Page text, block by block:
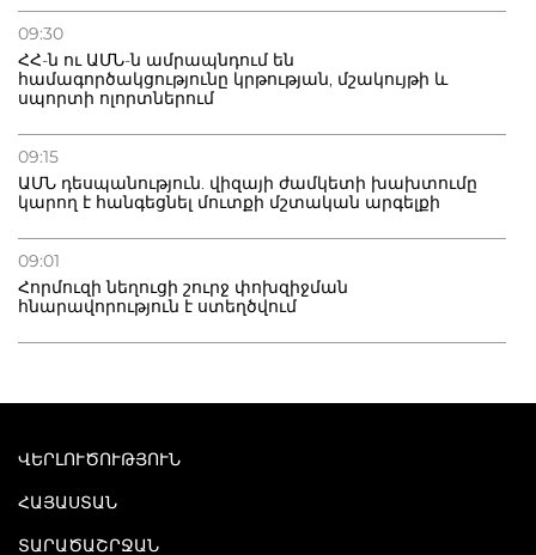
09:30
ՀՀ-ն ու ԱՄՆ-ն ամրապնդում են
համագործակցությունը կրթության, մշակույթի և
սպորտի ոլորտներում
09:15
ԱՄՆ դեսպանություն. վիզայի ժամկետի խախտումը
կարող է հանգեցնել մուտքի մշտական արգելքի
09:01
Հորմուզի նեղուցի շուրջ փոխզիջման
հնարավորություն է ստեղծվում
ՎԵՐԼՈՒԾՈՒԹՅՈՒՆ
ՀԱՅԱՍՏԱՆ
ՏԱՐԱԾԱՇՐՋԱՆ